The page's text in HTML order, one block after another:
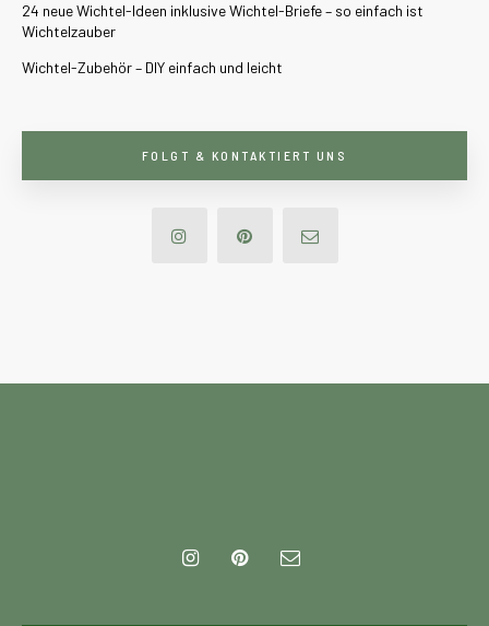
24 neue Wichtel-Ideen inklusive Wichtel-Briefe – so einfach ist
Wichtelzauber
Wichtel-Zubehör – DIY einfach und leicht
FOLGT & KONTAKTIERT UNS